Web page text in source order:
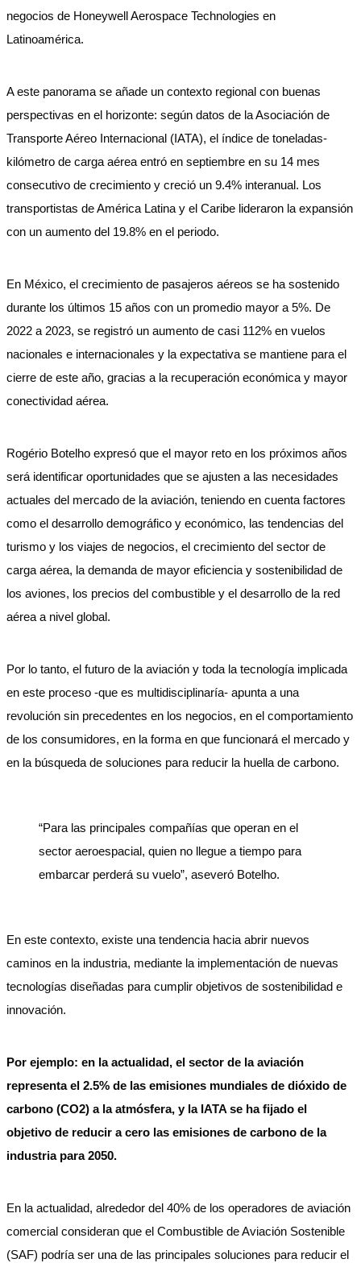
negocios de Honeywell Aerospace Technologies en
Latinoamérica.
A este panorama se añade un contexto regional con buenas
perspectivas en el horizonte: según datos de la Asociación de
Transporte Aéreo Internacional (IATA), el índice de toneladas-
kilómetro de carga aérea entró en septiembre en su 14 mes
consecutivo de crecimiento y creció un 9.4% interanual. Los
transportistas de América Latina y el Caribe lideraron la expansión
con un aumento del 19.8% en el periodo.
En México, el crecimiento de pasajeros aéreos se ha sostenido
durante los últimos 15 años con un promedio mayor a 5%. De
2022 a 2023, se registró un aumento de casi 112% en vuelos
nacionales e internacionales y la expectativa se mantiene para el
cierre de este año, gracias a la recuperación económica y mayor
conectividad aérea.
Rogério Botelho expresó que el mayor reto en los próximos años
será identificar oportunidades que se ajusten a las necesidades
actuales del mercado de la aviación, teniendo en cuenta factores
como el desarrollo demográfico y económico, las tendencias del
turismo y los viajes de negocios, el crecimiento del sector de
carga aérea, la demanda de mayor eficiencia y sostenibilidad de
los aviones, los precios del combustible y el desarrollo de la red
aérea a nivel global.
Por lo tanto, el futuro de la aviación y toda la tecnología implicada
en este proceso -que es multidisciplinaría- apunta a una
revolución sin precedentes en los negocios, en el comportamiento
de los consumidores, en la forma en que funcionará el mercado y
en la búsqueda de soluciones para reducir la huella de carbono.
“Para las principales compañías que operan en el
sector aeroespacial, quien no llegue a tiempo para
embarcar perderá su vuelo”, aseveró Botelho.
En este contexto, existe una tendencia hacia abrir nuevos
caminos en la industria, mediante la implementación de nuevas
tecnologías diseñadas para cumplir objetivos de sostenibilidad e
innovación.
Por ejemplo: en la actualidad, el sector de la aviación
representa el 2.5% de las emisiones mundiales de dióxido de
carbono (CO2) a la atmósfera, y la IATA se ha fijado el
objetivo de reducir a cero las emisiones de carbono de la
industria para 2050.
En la actualidad, alrededor del 40% de los operadores de aviación
comercial consideran que el Combustible de Aviación Sostenible
(SAF) podría ser una de las principales soluciones para reducir el